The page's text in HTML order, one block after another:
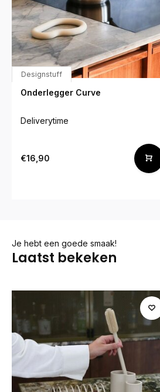
Designstuff
Onderlegger Curve
Deliverytime
€16,90
Je hebt een goede smaak!
Laatst bekeken